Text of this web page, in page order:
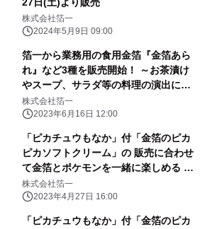
株式会社箔一
2024年5月9日 09:00
箔一から業務用の食用金箔『金箔あら
れ』など3種を販売開始！ ～お茶漬け
やスープ、サラダ等の料理の演出にぴ
ったり～
株式会社箔一
2023年6月16日 12:00
「ピカチュウもなか」付「金箔のピカ
ピカソフトクリーム」の 販売に合わせ
て金箔とポケモンを一緒に楽しめる 3
つの企画を開催！
株式会社箔一
2023年4月27日 16:00
「ピカチュウもなか」付「金箔のピカ